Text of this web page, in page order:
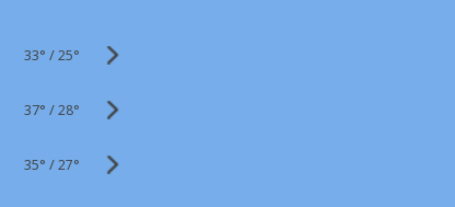
33° /25°
37° /28°
35° /27°